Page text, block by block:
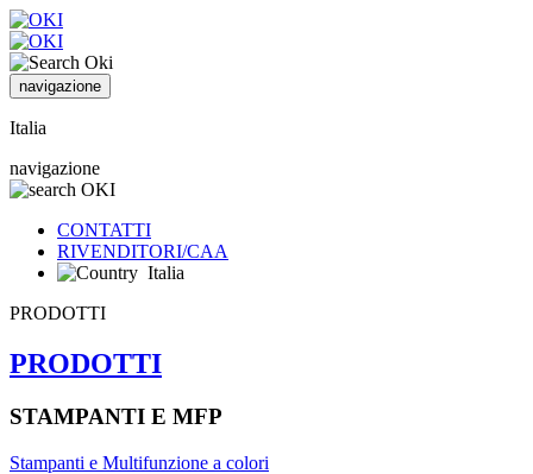
navigazione
Italia
navigazione
CONTATTI
RIVENDITORI/CAA
Italia
PRODOTTI
PRODOTTI
STAMPANTI E MFP
Stampanti e Multifunzione a colori